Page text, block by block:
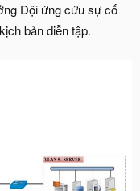
Đội ứng cứu sự cố
bản diễn tập.